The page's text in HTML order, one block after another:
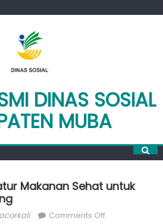
DINAS SOSIAL
MUBA
Makanan Sehat untuk
Comments Offon